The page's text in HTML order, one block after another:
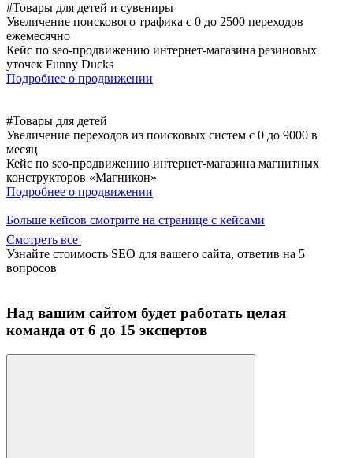
#Товары для детей и сувениры
Увеличение поискового трафика с 0 до 2500 переходов
ежемесячно
Кейс по seo-продвижению интернет-магазина резиновых
уточек Funny Ducks
Подробнее о продвижении
#Товары для детей
Увеличение переходов из поисковых систем с 0 до 9000 в
месяц
Кейс по seo-продвижению интернет-магазина магнитных
конструкторов «Магникон»
Подробнее о продвижении
Больше кейсов смотрите на странице с кейсами
Смотреть все
Узнайте стоимость SEO для вашего сайта, ответив на 5
вопросов
Над вашим сайтом будет работать целая
команда от 6 до 15 экспертов